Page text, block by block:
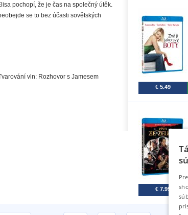
pochopí, že je čas na společný útěk.
se to bez účasti sovětských
vln: Rozhovor s Jamesem
€ 5.49
€ 7.99